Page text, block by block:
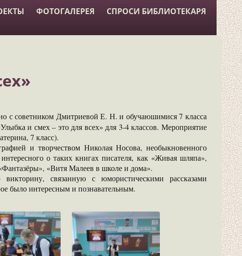
ФОТОГАЛЕРЕЯ СПРОСИ БИБЛИОТЕКАРЯ
с советником Дмитриевой Е. Н. и обучаюшимися 7 класса
и смех – это для всех» для 3-4 классов. Мероприятие
7 класс).
и творчеством Николая Носова, необыкновенного
о таких книгах писателя, как «Живая шляпа»,
«Витя Малеев в школе и дома».
связанную с юмористическими рассказами
было интересным и познавательным.